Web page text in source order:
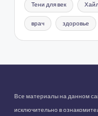
Тени для век
врач здоровье
Все материалы на данном
исключительно в